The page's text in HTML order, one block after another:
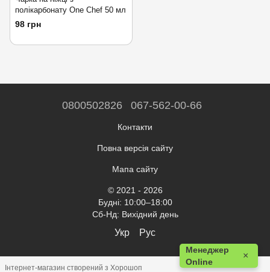
Менеджер
Online
×
полікарбонату One Chef 50 мл
98 грн
0800502826 067-562-00-66
Контакти
Повна версія сайту
Мапа сайту
© 2021 - 2026
Будні: 10:00–18:00
Сб-Нд: Вихідний день
Укр Рус
Інтернет-магазин створений з Хорошоп